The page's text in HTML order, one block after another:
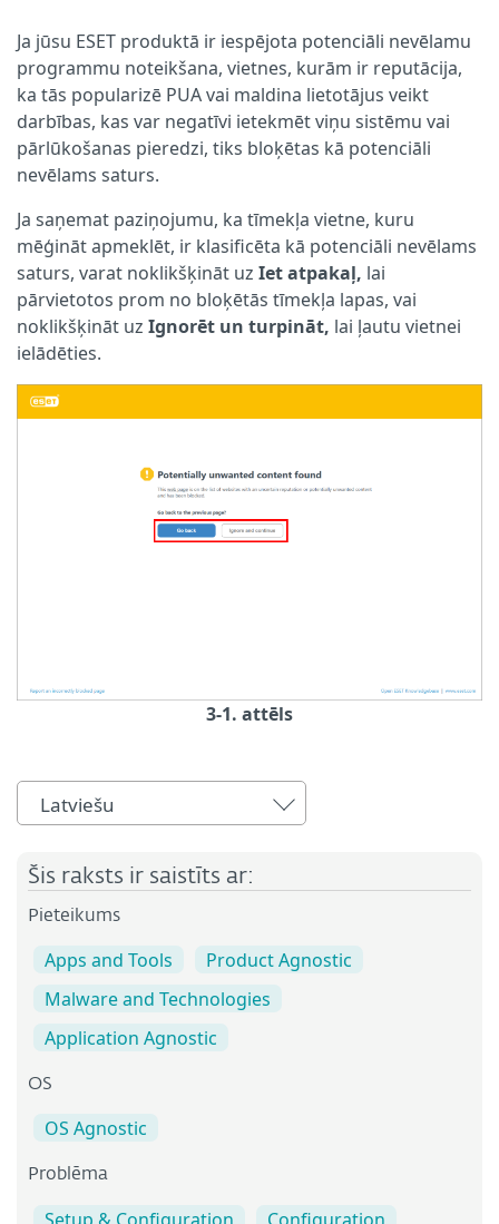
Ja jūsu ESET produktā ir iespējota potenciāli nevēlamu
programmu noteikšana, vietnes, kurām ir reputācija,
ka tās popularizē PUA vai maldina lietotājus veikt
darbības, kas var negatīvi ietekmēt viņu sistēmu vai
pārlūkošanas pieredzi, tiks bloķētas kā potenciāli
nevēlams saturs.
Ja saņemat paziņojumu, ka tīmekļa vietne, kuru
mēģināt apmeklēt, ir klasificēta kā potenciāli nevēlams
saturs, varat noklikšķināt uz Iet atpakaļ, lai
pārvietotos prom no bloķētās tīmekļa lapas, vai
noklikšķināt uz Ignorēt un turpināt, lai ļautu vietnei
ielādēties.
3-1. attēls
Latviešu
Šis raksts ir saistīts ar:
Pieteikums
Apps and Tools
Product Agnostic
Malware and Technologies
Application Agnostic
OS
OS Agnostic
Problēma
Setup & Configuration
Configuration